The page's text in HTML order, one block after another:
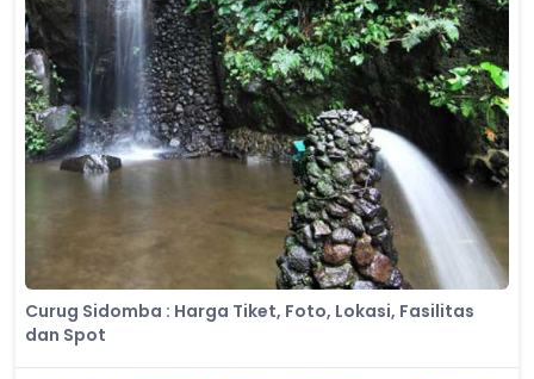
Curug Sidomba : Harga Tiket, Foto, Lokasi, Fasilitas
dan Spot